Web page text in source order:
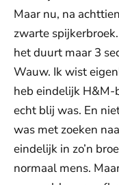
Maar nu, na
zwarte
het duurt maar 3
Wauw. Ik wist
heb eindelijk H&M-
echt blij was. En
was met zoeken
eindelijk in zo’n
normaal mens.